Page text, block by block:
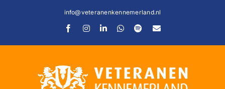
info@veteranenkennemerland.nl
FacebookInstagramLinkedInWhatsApp
SpotifyE-